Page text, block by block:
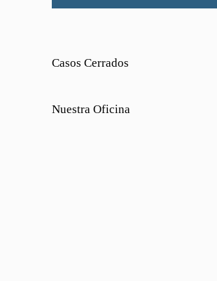
Casos Cerrados
Nuestra Oficina